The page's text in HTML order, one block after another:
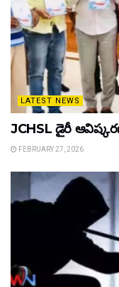
LATEST NEWS
JCHSL డైరీ
FEBRUARY 27, 2026